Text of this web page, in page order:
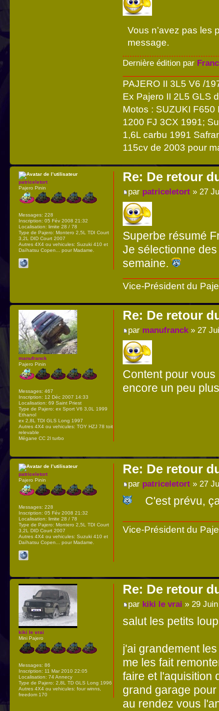
Vous n’avez pas les
message.
Dernière édition par
PAJERO II 3L5 V6 /
Ex Pajero II 2L5 GLS
Motos : SUZUKI F650
1200 FJ 3CX 1991;
1,6L carbu 1991
115cv de 2003 pour
Re: De retour
par patriceletort» 27
Superbe résumé
Je sélectionne
semaine.
Vice-Président du
patriceletort
Pajero Pinin
Messages: 228
Inscription: 05 Fév 2008 21:32
Localisation: limite 28 / 78
Type de Pajero: Montero 2,5L TDI Court
3,2L DID Court 2007
Autres 4X4 ou vehicules: Suzuki 410 et
Daïhatsu Copen... pour Madame.
Re: De retour
par manufranck» 27
Content pour
encore un peu
manufranck
Pajero Pinin
Messages: 467
Inscription: 12 Déc 2007 14:33
Localisation: 69 Saint Priest
Type de Pajero: ex Sport V6 3,0L 1999
Ethanol
ex 2,8L TDI GLS Long 1997
Autres 4X4 ou vehicules: TOY HZJ 78 toit
relevable
Mégane CC 2l turbo
Re: De retour
par patriceletort» 27
C'est prévu,
Vice-Président du
patriceletort
Pajero Pinin
Messages: 228
Inscription: 05 Fév 2008 21:32
Localisation: limite 28 / 78
Type de Pajero: Montero 2,5L TDI Court
3,2L DID Court 2007
Autres 4X4 ou vehicules: Suzuki 410 et
Daïhatsu Copen... pour Madame.
Re: De retour
par kiki le vrai » 29
salut les petits
j'ai grandement
me les fait
faire et l'aquisition
grand garage
au rendez vous
kiki le vrai
Mini Pajero
Messages: 86
Inscription: 11 Mar 2010 22:05
Localisation: 74 Annecy
Type de Pajero: 2,8L TD GLS Long 1996
Autres 4X4 ou vehicules: four winns,
freedom 170